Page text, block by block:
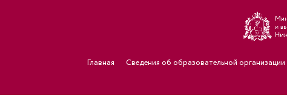
Главная Сведения об образовательной организации